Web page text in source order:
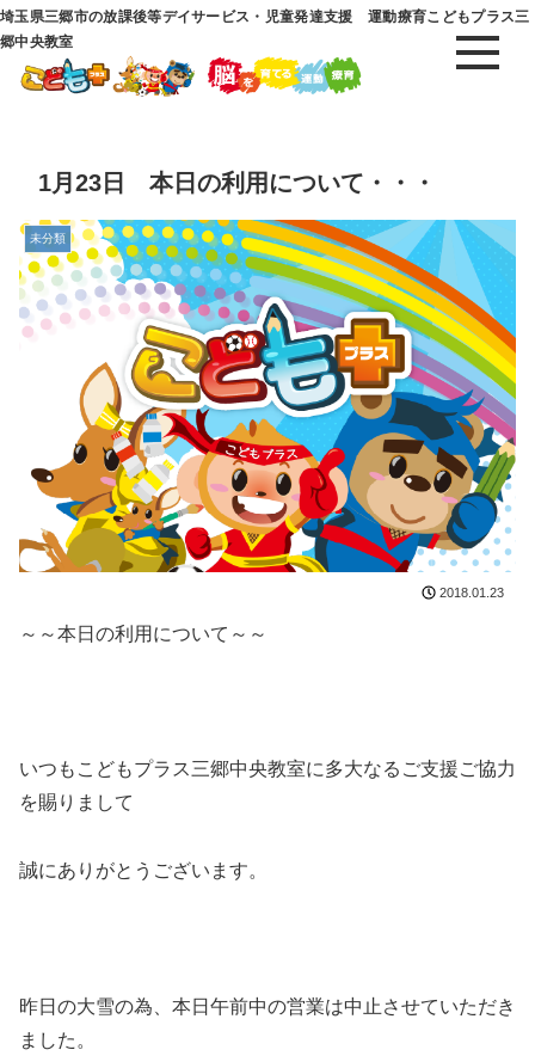
埼玉県三郷市の放課後等デイサービス・児童発達支援 運動療育こどもプラス三
郷中央教室
1月23日 本日の利用について・・・
未分類
2018.01.23
～～本日の利用について～～
いつもこどもプラス三郷中央教室に多大なるご支援ご協力
を賜りまして
誠にありがとうございます。
昨日の大雪の為、本日午前中の営業は中止させていただき
ました。